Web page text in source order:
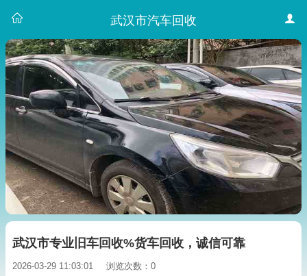
武汉市汽车回收
武汉市专业旧车回收%货车回收，诚信可靠
2026-03-29 11:03:01 浏览次数：0